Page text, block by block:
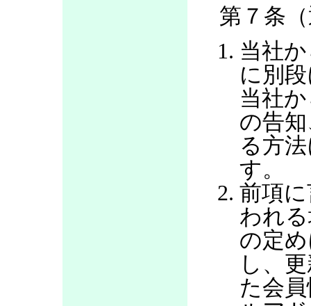
第７条
当社
に別
当社
の告
る方
す。
前項
われ
の定
し、
た会